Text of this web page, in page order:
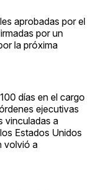
aprobadas por el
por un
la próxima
días en el cargo
ejecutivas
vinculadas a
Estados Unidos
volvió a